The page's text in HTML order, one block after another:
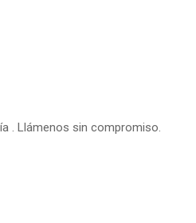
. Llámenos sin compromiso.